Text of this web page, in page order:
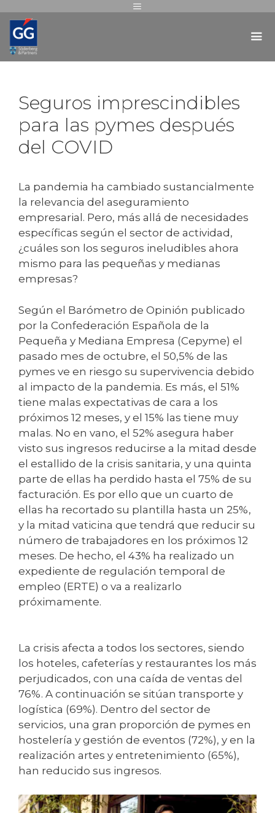
Seguros imprescindibles
para las pymes después
del COVID
La pandemia ha cambiado sustancialmente
la relevancia del aseguramiento
empresarial. Pero, más allá de necesidades
específicas según el sector de actividad,
¿cuáles son los seguros ineludibles ahora
mismo para las pequeñas y medianas
empresas?
Según el Barómetro de Opinión publicado
por la Confederación Española de la
Pequeña y Mediana Empresa (Cepyme) el
pasado mes de octubre, el 50,5% de las
pymes ve en riesgo su supervivencia debido
al impacto de la pandemia. Es más, el 51%
tiene malas expectativas de cara a los
próximos 12 meses, y el 15% las tiene muy
malas. No en vano, el 52% asegura haber
visto sus ingresos reducirse a la mitad desde
el estallido de la crisis sanitaria, y una quinta
parte de ellas ha perdido hasta el 75% de su
facturación. Es por ello que un cuarto de
ellas ha recortado su plantilla hasta un 25%,
y la mitad vaticina que tendrá que reducir su
número de trabajadores en los próximos 12
meses. De hecho, el 43% ha realizado un
expediente de regulación temporal de
empleo (ERTE) o va a realizarlo
próximamente.
La crisis afecta a todos los sectores, siendo
los hoteles, cafeterías y restaurantes los más
perjudicados, con una caída de ventas del
76%. A continuación se sitúan transporte y
logística (69%). Dentro del sector de
servicios, una gran proporción de pymes en
hostelería y gestión de eventos (72%), y en la
realización artes y entretenimiento (65%),
han reducido sus ingresos.